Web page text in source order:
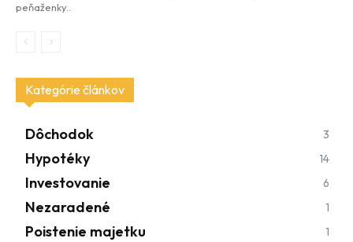
peňaženky..
Kategórie článkov
Dôchodok 3
Hypotéky 14
Investovanie 6
Nezaradené 1
Poistenie majetku 1